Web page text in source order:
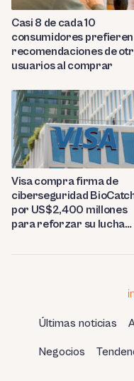
Casi 8 de cada 10
consumidores prefieren
recomendaciones de
usuarios al comprar
Visa compra firma de
ciberseguridad
por US$2,400 millones
para reforzar su lucha
Últimas noticias
Negocios